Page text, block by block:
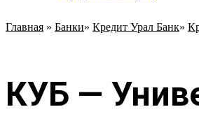
Главная » Банки» Кредит Урал Банк»
КУБ —